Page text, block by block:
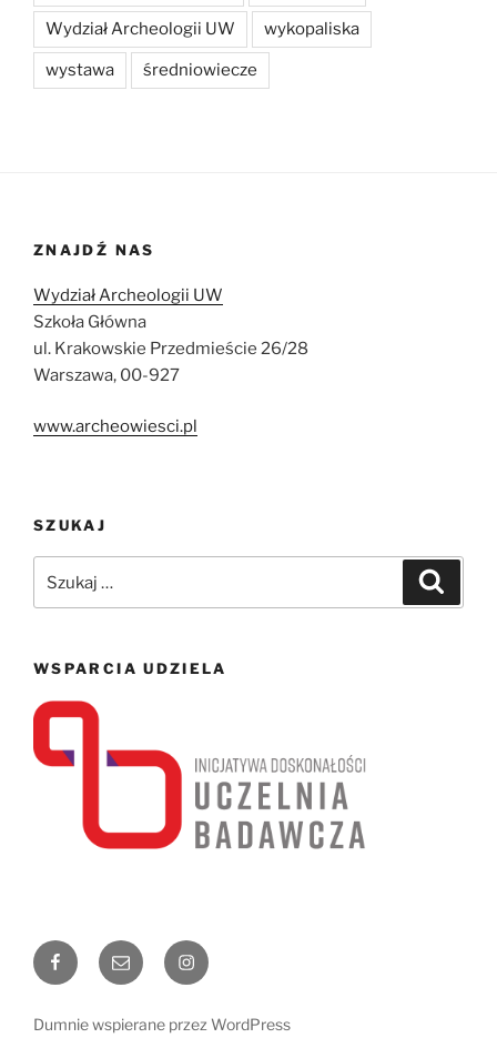
Wydział Archeologii UW wykopaliska
wystawa średniowiecze
ZNAJDŹ NAS
Wydział Archeologii UW
Szkoła Główna
ul. Krakowskie Przedmieście 26/28
Warszawa, 00-927
www.archeowiesci.pl
SZUKAJ
WSPARCIA UDZIELA
FacebookEmail Instagram
Dumnie wspierane przez WordPress